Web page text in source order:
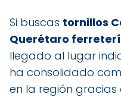
Si buscas tornillos
Querétaro
llegado al lugar
ha consolidado
en la región